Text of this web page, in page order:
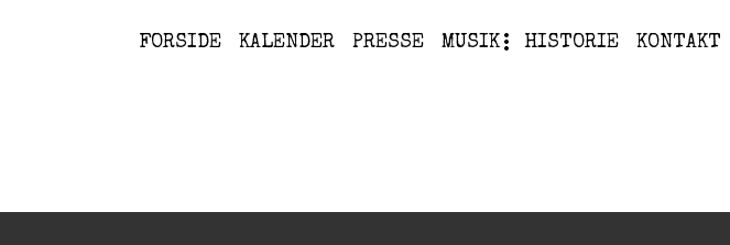
FORSIDE KALENDER PRESSE MUSIK HISTORIE KONTAKT